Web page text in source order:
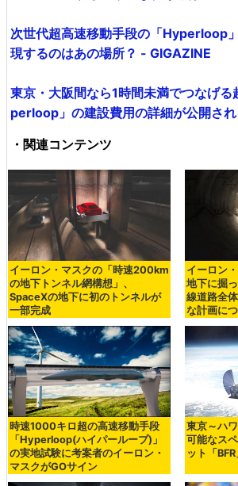
次世代超高速移動手段の「Hyperloop
現するのはあの場所？ - GIGAZINE
東京・大阪間なら1時間未満でつなげ
perloop」の建設費用の詳細が公開さ
・関連コンテンツ
イーロン・マスクの「時速200km
の地下トンネル網構想」、
SpaceXの地下に初のトンネルが
一部完成
イーロン
地下に掘
線道路全
な計画に
時速1000キロ超の高速移動手段
「Hyperloop(ハイパーループ)」
の実地試験に考案者のイーロン・
マスクがGOサイン
東京～ハ
可能なス
ット「